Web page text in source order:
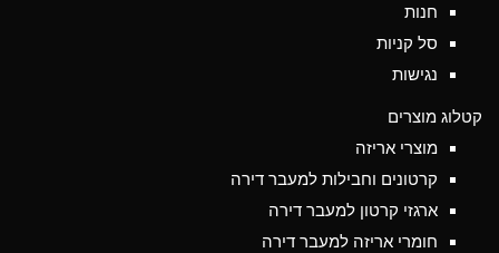
חנות
סל קניות
נגישות
קטלוג מוצרים
מוצרי אריזה
קרטונים וחבילות למעבר דירה
ארגזי קרטון למעבר דירה
חומרי אריזה למעבר דירה